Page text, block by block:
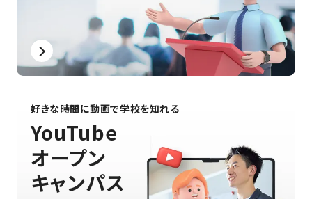
好きな時間に動画で学校を知れる
YouTube
オープン
キャンパス